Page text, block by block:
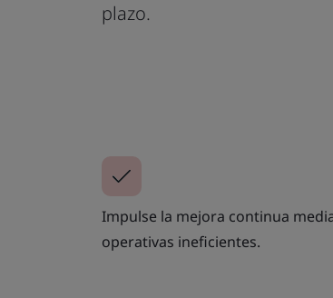
plazo.
Impulse la mejora continua
operativas ineficientes.